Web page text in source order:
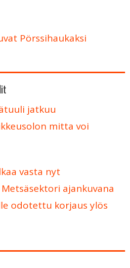
Pörssihaukaksi
jatkuu
mitta voi
vasta nyt
ajankuvana
odotettu korjaus ylös